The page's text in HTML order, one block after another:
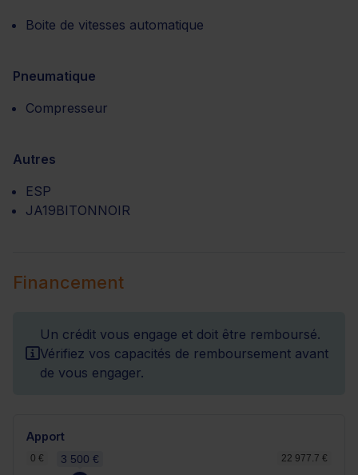
Boite de vitesses automatique
Pneumatique
Compresseur
Autres
ESP
JA19BITONNOIR
Financement
Un crédit vous engage et doit être remboursé.
Vérifiez vos capacités de remboursement avant
de vous engager.
Apport
0 € 22 977.7 €
3 500 €